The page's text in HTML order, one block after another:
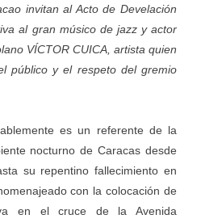
invitan al Acto de Develación
al gran músico de jazz y actor
VÍCTOR CUICA, artista quien
público y el respeto del gremio
es un referente de la
nocturno de Caracas desde
su repentino fallecimiento en
con la colocación de
en el cruce de la Avenida